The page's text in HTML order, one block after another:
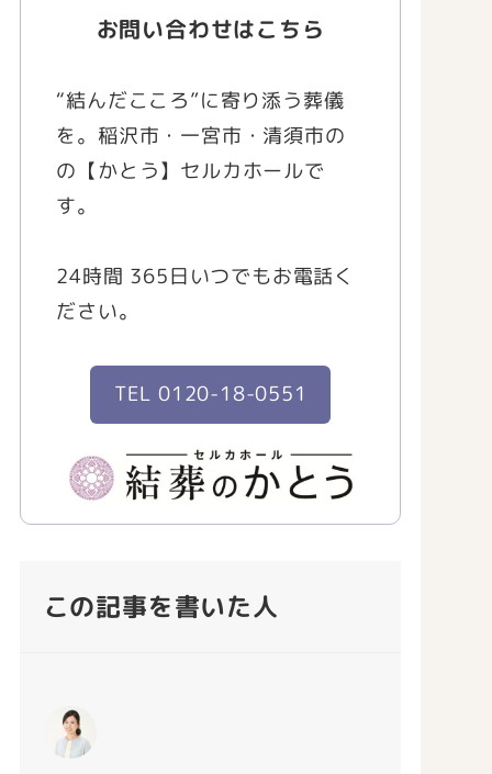
お問い合わせはこちら
“結んだこころ”に寄り添う葬儀
を。稲沢市・一宮市・清須市の
の【かとう】セルカホールで
す。
24時間 365日いつでもお電話く
ださい。
TEL 0120-18-0551
この記事を書いた人